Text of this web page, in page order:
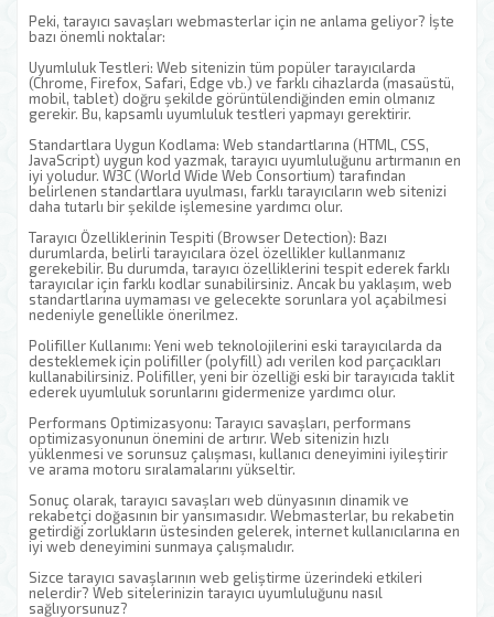
Peki, tarayıcı savaşları webmasterlar için ne anlama geliyor? İşte
bazı önemli noktalar:
Uyumluluk Testleri: Web sitenizin tüm popüler tarayıcılarda
(Chrome, Firefox, Safari, Edge vb.) ve farklı cihazlarda (masaüstü,
mobil, tablet) doğru şekilde görüntülendiğinden emin olmanız
gerekir. Bu, kapsamlı uyumluluk testleri yapmayı gerektirir.
Standartlara Uygun Kodlama: Web standartlarına (HTML, CSS,
JavaScript) uygun kod yazmak, tarayıcı uyumluluğunu artırmanın en
iyi yoludur. W3C (World Wide Web Consortium) tarafından
belirlenen standartlara uyulması, farklı tarayıcıların web sitenizi
daha tutarlı bir şekilde işlemesine yardımcı olur.
Tarayıcı Özelliklerinin Tespiti (Browser Detection): Bazı
durumlarda, belirli tarayıcılara özel özellikler kullanmanız
gerekebilir. Bu durumda, tarayıcı özelliklerini tespit ederek farklı
tarayıcılar için farklı kodlar sunabilirsiniz. Ancak bu yaklaşım, web
standartlarına uymaması ve gelecekte sorunlara yol açabilmesi
nedeniyle genellikle önerilmez.
Polifiller Kullanımı: Yeni web teknolojilerini eski tarayıcılarda da
desteklemek için polifiller (polyfill) adı verilen kod parçacıkları
kullanabilirsiniz. Polifiller, yeni bir özelliği eski bir tarayıcıda taklit
ederek uyumluluk sorunlarını gidermenize yardımcı olur.
Performans Optimizasyonu: Tarayıcı savaşları, performans
optimizasyonunun önemini de artırır. Web sitenizin hızlı
yüklenmesi ve sorunsuz çalışması, kullanıcı deneyimini iyileştirir
ve arama motoru sıralamalarını yükseltir.
Sonuç olarak, tarayıcı savaşları web dünyasının dinamik ve
rekabetçi doğasının bir yansımasıdır. Webmasterlar, bu rekabetin
getirdiği zorlukların üstesinden gelerek, internet kullanıcılarına en
iyi web deneyimini sunmaya çalışmalıdır.
Sizce tarayıcı savaşlarının web geliştirme üzerindeki etkileri
nelerdir? Web sitelerinizin tarayıcı uyumluluğunu nasıl
sağlıyorsunuz?